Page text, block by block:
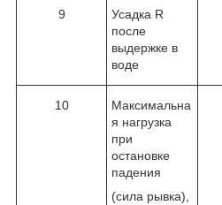
9
Усадка R
после
выдержке в
воде
10
Максимальна
я нагрузка
при
остановке
падения
(сила рывка),